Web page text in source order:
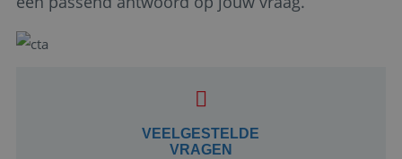
VEELGESTELDE
VRAGEN